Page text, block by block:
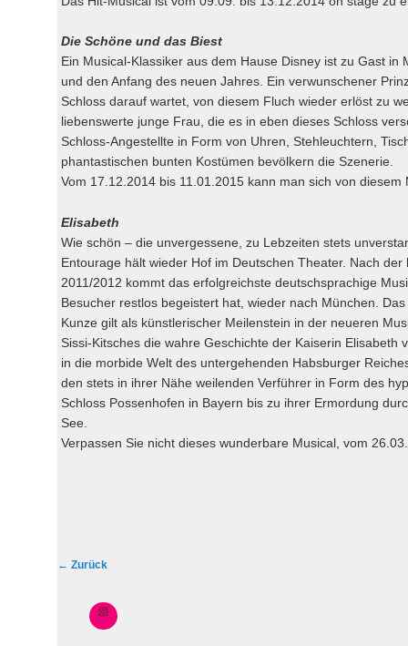
Die Schöne und das Biest
Ein Musical-Klassiker aus dem Hause Disney ist zu Gast
und den Anfang des neuen Jahres. Ein verwunschener
Schloss darauf wartet, von diesem Fluch wieder erlöst zu
liebenswerte junge Frau, die es in eben dieses Schloss
Schloss-Angestellte in Form von Uhren, Stehleuchtern,
phantastischen bunten Kostümen bevölkern die Szenerie.
Vom 17.12.2014 bis 11.01.2015 kann man sich von diesem
Elisabeth
Wie schön – die unvergessene, zu Lebzeiten stets
Entourage hält wieder Hof im Deutschen Theater. Nach
2011/2012 kommt das erfolgreichste deutschsprachige
Besucher restlos begeistert hat, wieder nach München.
Kunze gilt als künstlerischer Meilenstein in der neueren
Sissi-Kitsches die wahre Geschichte der Kaiserin Elisabeth
in die morbide Welt des untergehenden Habsburger
den stets in ihrer Nähe weilenden Verführer in Form des
Schloss Possenhofen in Bayern bis zu ihrer Ermordung
See.
Verpassen Sie nicht dieses wunderbare Musical, vom
B
← Zurück